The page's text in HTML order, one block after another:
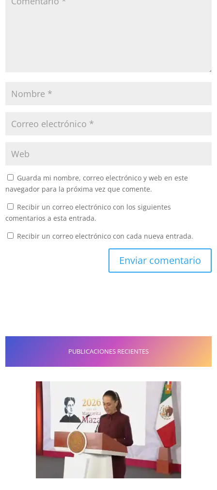
Guarda mi nombre, correo electrónico y web en este
navegador para la próxima vez que comente.
Recibir un correo electrónico con los siguientes
comentarios a esta entrada.
Recibir un correo electrónico con cada nueva entrada.
PUBLICACIONES RECIENTES